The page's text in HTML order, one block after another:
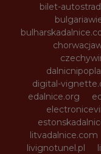
bilet-
digital-
edalnice.org
litvadalnice.com
livignotunel.pl